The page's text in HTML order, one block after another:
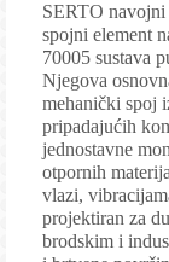
SERTO
spojni element
70005 sustava
Njegova
mehanički spoj
pripadajućih
jednostavne
otpornih
vlazi,
projektiran za
brodskim i